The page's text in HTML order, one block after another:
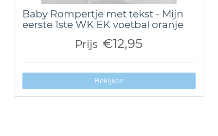
Baby Rompertje met tekst - Mijn
eerste 1ste WK EK voetbal oranje
Prijs €12,95
Bekijken